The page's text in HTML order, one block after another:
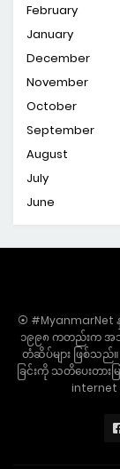
February
January
December
November
October
September
August
July
June
⦿ #MyanmarNet
၁၉၉၈ ကတည်းက အ
တံဆိပ်များ ဖြစ်သည်
ခြင်းကို သတိပေးတား
internet